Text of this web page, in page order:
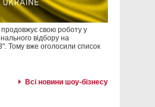
свою роботу у
відбору на
Тому вже оголосили список
Всі новини шоу-бізнесу